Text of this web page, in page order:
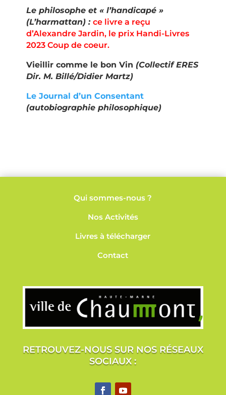
Le philosophe et « l’handicapé »
(L’harmattan) : ce livre a reçu
d’Alexandre Jardin, le prix Handi-Livres
2023 Coup de coeur.
Vieillir comme le bon Vin (Collectif ERES
Dir. M. Billé/Didier Martz)
Le Journal d’un Consentant
(autobiographie philosophique)
Qui sommes-nous ?
Nos Activités
Livres à télécharger
Contact
RETROUVEZ-NOUS SUR NOS RÉSEAUX
SOCIAUX :